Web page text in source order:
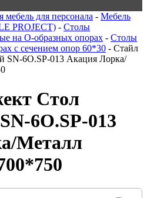
мебель для персонала - Мебель
PROJECT) - Столы
на О-образных опорах - Столы
с сечением опор 60*30 - Стайл
SN-6O.SP-013 Акация Лорка/
Стол
6O.SP-013
Металл